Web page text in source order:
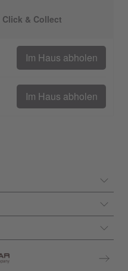
Click & Collect
Im Haus abholen
Im Haus abholen